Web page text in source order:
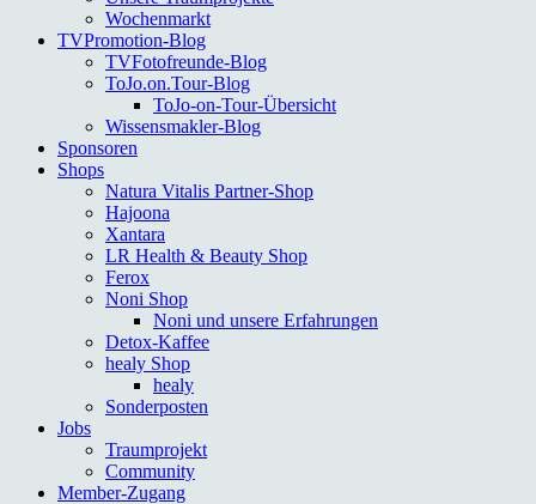
Wochenmarkt
TVPromotion-Blog
TVFotofreunde-Blog
ToJo.on.Tour-Blog
ToJo-on-Tour-Übersicht
Wissensmakler-Blog
Sponsoren
Shops
Natura Vitalis Partner-Shop
Hajoona
Xantara
LR Health & Beauty Shop
Ferox
Noni Shop
Noni und unsere Erfahrungen
Detox-Kaffee
healy Shop
healy
Sonderposten
Jobs
Traumprojekt
Community
Member-Zugang